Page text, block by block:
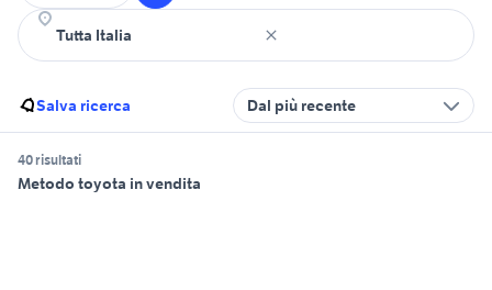
Salva ricerca Dal più recente
40 risultati
Metodo toyota in vendita